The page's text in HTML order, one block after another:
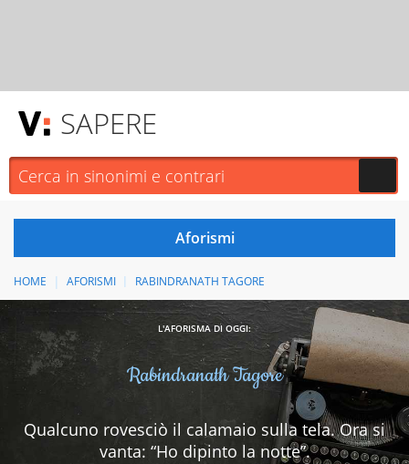
SAPERE
HOME AFORISMI RABINDRANATH TAGORE
L'AFORISMA DI OGGI:
Rabindranath Tagore
Qualcuno rovesciò il calamaio sulla tela. Ora si
vanta: “Ho dipinto la notte”.